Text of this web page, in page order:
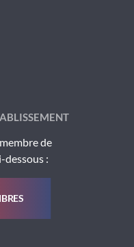
de
dessous :